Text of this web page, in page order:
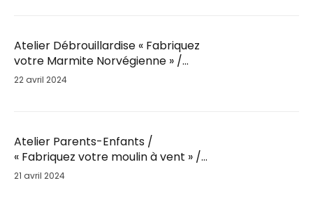
Atelier Débrouillardise « Fabriquez
votre Marmite Norvégienne » /
Sam. 25 Mai / 9h30
22 avril 2024
Atelier Parents-Enfants /
« Fabriquez votre moulin à vent » /
Sam. 25 Mai
21 avril 2024